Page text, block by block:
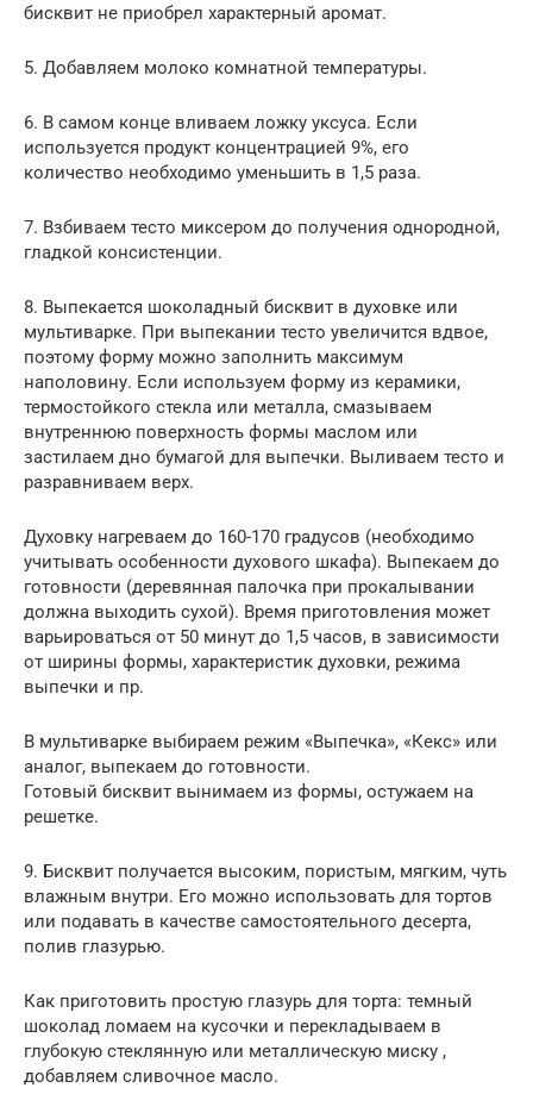
бисквит не приобрел характерный аромат.
5. Добавляем молоко комнатной температуры.
6. В самом конце вливаем ложку уксуса. Если
используется продукт концентрацией 9%, его
количество необходимо уменьшить в 1,5 раза.
7. Взбиваем тесто миксером до получения однородной,
гладкой консистенции.
8. Выпекается шоколадный бисквит в духовке или
мультиварке. При выпекании тесто увеличится вдвое,
поэтому форму можно заполнить максимум
наполовину. Если используем форму из керамики,
термостойкого стекла или металла, смазываем
внутреннюю поверхность формы маслом или
застилаем дно бумагой для выпечки. Выливаем тесто и
разравниваем верх.
Духовку нагреваем до 160-170 градусов (необходимо
учитывать особенности духового шкафа). Выпекаем до
готовности (деревянная палочка при прокалывании
должна выходить сухой). Время приготовления может
варьироваться от 50 минут до 1,5 часов, в зависимости
от ширины формы, характеристик духовки, режима
выпечки и пр.
В мультиварке выбираем режим «Выпечка», «Кекс» или
аналог, выпекаем до готовности.
Готовый бисквит вынимаем из формы, остужаем на
решетке.
9. Бисквит получается высоким, пористым, мягким, чуть
влажным внутри. Его можно использовать для тортов
или подавать в качестве самостоятельного десерта,
полив глазурью.
Как приготовить простую глазурь для торта: темный
шоколад ломаем на кусочки и перекладываем в
глубокую стеклянную или металлическую миску ,
добавляем сливочное масло.